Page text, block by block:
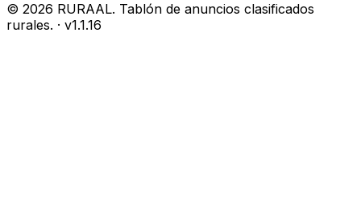
© 2026 RURAAL. Tablón de anuncios clasificados
rurales. · v1.1.16